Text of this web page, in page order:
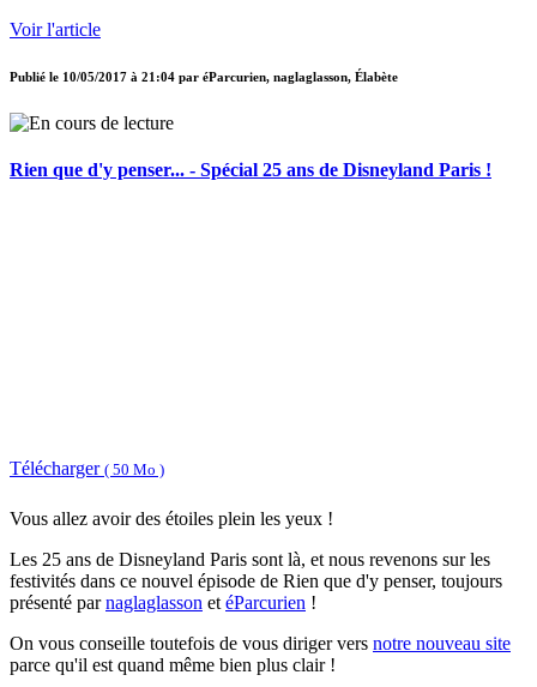
Voir l'article
Publié le 10/05/2017 à 21:04 par éParcurien, naglaglasson, Élabète
Rien que d'y penser... - Spécial 25 ans de Disneyland Paris !
Télécharger ( 50 Mo )
Vous allez avoir des étoiles plein les yeux !
Les 25 ans de Disneyland Paris sont là, et nous revenons sur les
festivités dans ce nouvel épisode de Rien que d'y penser, toujours
présenté parnaglaglasson etéParcurien !
On vous conseille toutefois de vous diriger vers notre nouveau site
parce qu'il est quand même bien plus clair !